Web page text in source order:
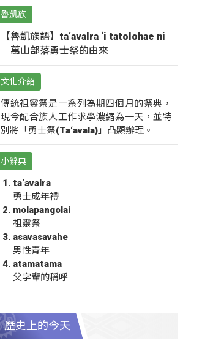
魯凱族
【魯凱族語】ta‘avalra ‘i tatolohae ni
｜萬山部落勇士祭的由來
文化介紹
傳統祖靈祭是一系列為期四個月的祭典，
現今配合族人工作求學濃縮為一天，並特
別將「勇士祭(Ta‘avala)」凸顯辦理。
小辭典
ta‘avalra
勇士成年禮
molapangolai
祖靈祭
asavasavahe
男性青年
atamatama
父字輩的稱呼
歷史上的今天